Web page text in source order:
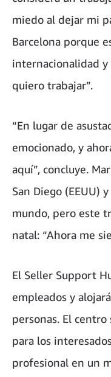
miedo al dejar mi
Barcelona porque
internacionalidad
quiero trabajar”.
“En lugar de
emocionado, y
aquí”, concluye.
San Diego (EEUU)
mundo, pero este
natal: “Ahora me
El Seller Support
empleados y
personas. El
para los
profesional en un